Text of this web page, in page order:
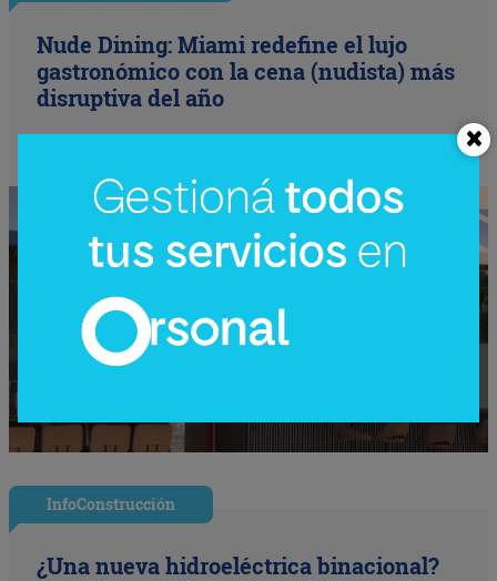
Nude Dining: Miami redefine el lujo
gastronómico con la cena (nudista) más
disruptiva del año
InfoConstrucción
¿Una nueva hidroeléctrica binacional?